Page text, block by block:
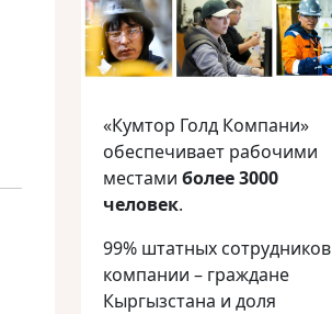
«Кумтор Голд Компани»
обеспечивает рабочими
местами более 3000
человек.
99% штатных сотрудников
компании – граждане
Кыргызстана и доля